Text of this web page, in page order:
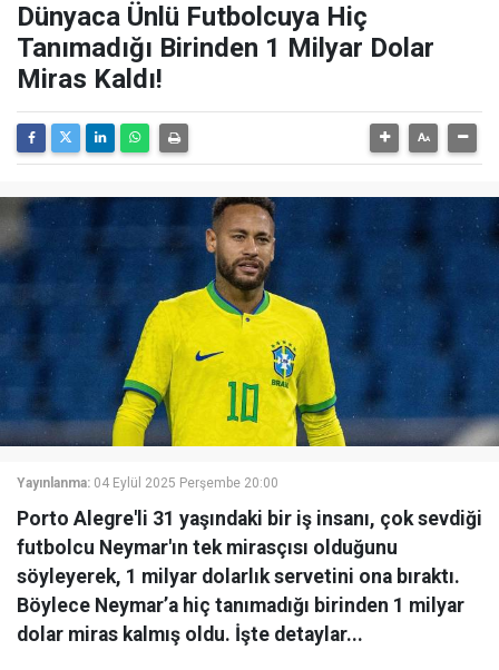
Dünyaca Ünlü Futbolcuya Hiç
Tanımadığı Birinden 1 Milyar Dolar
Miras Kaldı!
Yayınlanma: 04 Eylül 2025 Perşembe 20:00
Porto Alegre'li 31 yaşındaki bir iş insanı, çok sevdiği
futbolcu Neymar'ın tek mirasçısı olduğunu
söyleyerek, 1 milyar dolarlık servetini ona bıraktı.
Böylece Neymar’a hiç tanımadığı birinden 1 milyar
dolar miras kalmış oldu. İşte detaylar...